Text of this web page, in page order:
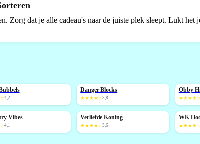
Zorg dat je alle cadeau's naar de juiste plek sleept. Lukt het
4,2
Danger Blocks
★★★★☆3,8
NIEUW
Obby
★★★★☆
Vibes
4,1
Verliefde Koning
★★★★☆3,6
NIEUW
WK
★★★★☆